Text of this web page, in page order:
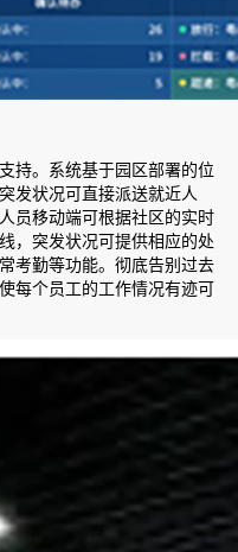
持。系统基于园区部署的位
发状况可直接派送就近人
员移动端可根据社区的实时
，突发状况可提供相应的处
考勤等功能。彻底告别过去
每个员工的工作情况有迹可